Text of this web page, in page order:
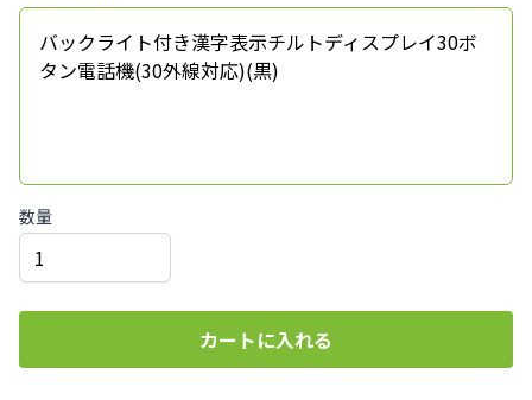
バックライト付き漢字表示チルトディスプレイ30ボ
タン電話機(30外線対応)(黒)
数量
カートに入れる